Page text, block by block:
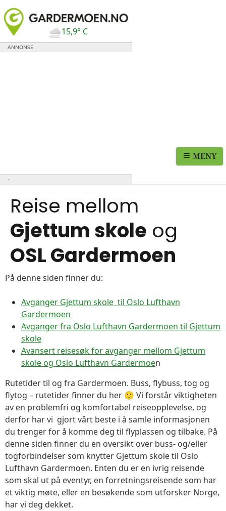
15,9° C
MENY
Reise mellom
Gjettum skole og
OSL Gardermoen
På denne siden finner du:
Avganger Gjettum skole til Oslo Lufthavn
Gardermoen
Avganger fra Oslo Lufthavn Gardermoen til Gjettum
skole
Avansert reisesøk for avganger mellom Gjettum
skole og Oslo Lufthavn Gardermoen
Rutetider til og fra Gardermoen. Buss, flybuss, tog og
flytog – rutetider finner du her 🙂 Vi forstår viktigheten
av en problemfri og komfortabel reiseopplevelse, og
derfor har vi gjort vårt beste i å samle informasjonen
du trenger for å komme deg til flyplassen og tilbake. På
denne siden finner du en oversikt over buss- og/eller
togforbindelser som knytter Gjettum skole til Oslo
Lufthavn Gardermoen. Enten du er en ivrig reisende
som skal ut på eventyr, en forretningsreisende som har
et viktig møte, eller en besøkende som utforsker Norge,
har vi deg dekket.